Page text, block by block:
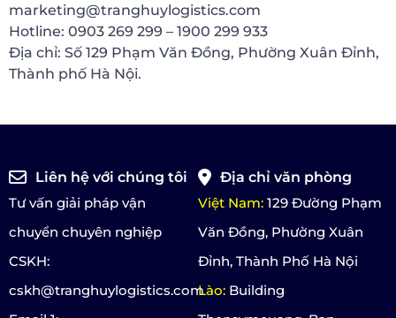
marketing@tranghuylogistics.com
Hotline: 0903 269 299 – 1900 299 933
Địa chỉ: Số 129 Phạm Văn Đồng, Phường Xuân Đỉnh,
Thành phố Hà Nội.
Liên hệ với chúng tôi
Tư vấn giải pháp vận
chuyển chuyên nghiệp
CSKH:
cskh@tranghuylogistics.com
Địa chỉ văn phòng
Việt Nam: 129 Đường Phạm
Văn Đồng, Phường Xuân
Đỉnh, Thành Phố Hà Nội
Lào: Building